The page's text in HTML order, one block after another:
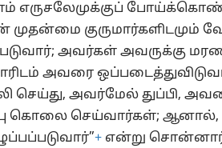
எருசலேமுக்குப்
முதன்மை குருமார்களிடமும்
அவர்கள் அவருக்கு
அவரை
செய்து, அவர்மேல் துப்பி,
கொலை செய்வார்கள்;
+என்று